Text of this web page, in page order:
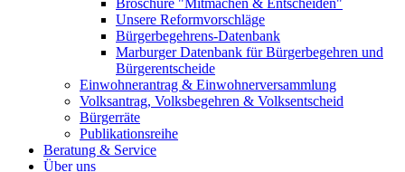
Broschüre "Mitmachen & Entscheiden"
Unsere Reformvorschläge
Bürgerbegehrens-Datenbank
Marburger Datenbank für Bürgerbegehren und
Bürgerentscheide
Einwohnerantrag & Einwohnerversammlung
Volksantrag, Volksbegehren & Volksentscheid
Bürgerräte
Publikationsreihe
Beratung & Service
Über uns